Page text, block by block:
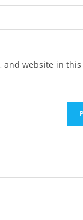
and website in